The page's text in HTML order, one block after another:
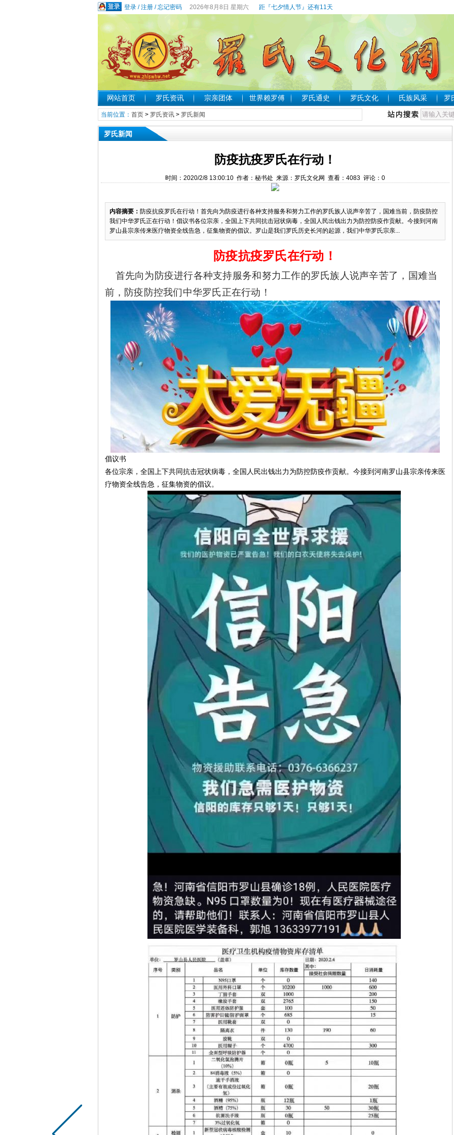
登录/注册/忘记密码 2026年8月8日 星期六 距『七夕情人节』还有11天
网站首页 罗氏资讯 宗亲团体 世界赖罗傅 罗氏通史 罗氏文化 氏族风采 罗
当前位置： 首页> 罗氏资讯> 罗氏新闻
罗氏新闻
防疫抗疫罗氏在行动！
时间：2020/2/8 13:00:10 作者：秘书处 来源：罗氏文化网 查看： 4083评论： 0
内容摘要： 防疫抗疫罗氏在行动！首先向为防疫进行各种支持服务和努力工作的罗氏族人说声辛苦了，国难当前，防疫防控
我们中华罗氏正在行动！倡议书各位宗亲，全国上下共同抗击冠状病毒，全国人民出钱出力为防控防疫作贡献。今接到河南
罗山县宗亲传来医疗物资全线告急，征集物资的倡议。罗山是我们罗氏历史长河的起源，我们中华罗氏宗亲...
防疫抗疫罗氏在行动！
首先向为防疫进行各种支持服务和努力工作的罗氏族人说声辛苦了，国难当
前，防疫防控我们中华罗氏正在行动！
倡议书
各位宗亲，全国上下共同抗击冠状病毒，全国人民出钱出力为防控防疫作贡献。今接到河南罗山县宗亲传来医
疗物资全线告急，征集物资的倡议。